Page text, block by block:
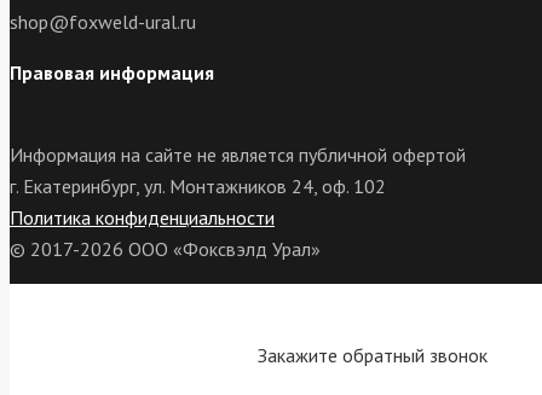
shop@foxweld-ural.ru
Правовая информация
Информация на сайте не является публичной офертой
г. Екатеринбург, ул. Монтажников 24, оф. 102
Политика конфиденциальности
© 2017-2026 ООО «Фоксвэлд Урал»
Закажите обратный звонок